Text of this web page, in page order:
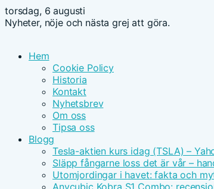
torsdag, 6 augusti
Nyheter, nöje och nästa grej att göra.
Hem
Cookie Policy
Historia
Kontakt
Nyhetsbrev
Om oss
Tipsa oss
Blogg
Tesla-aktien kurs idag (TSLA) –
Släpp fångarne loss det är vår –
Utomjordingar i havet: fakta och
Anycubic Kobra S1 Combo: